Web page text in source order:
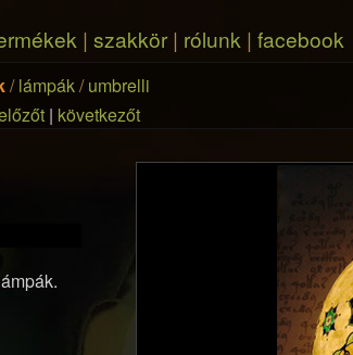
| szakkör| rólunk | facebook
/lámpák/umbrelli
| következőt